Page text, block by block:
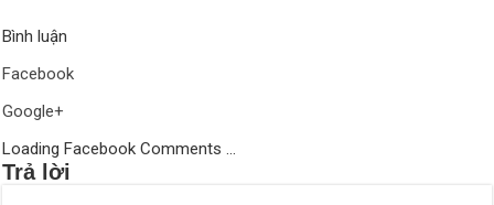
Bình luận
Facebook
Google+
Loading Facebook Comments ...
Trả lời